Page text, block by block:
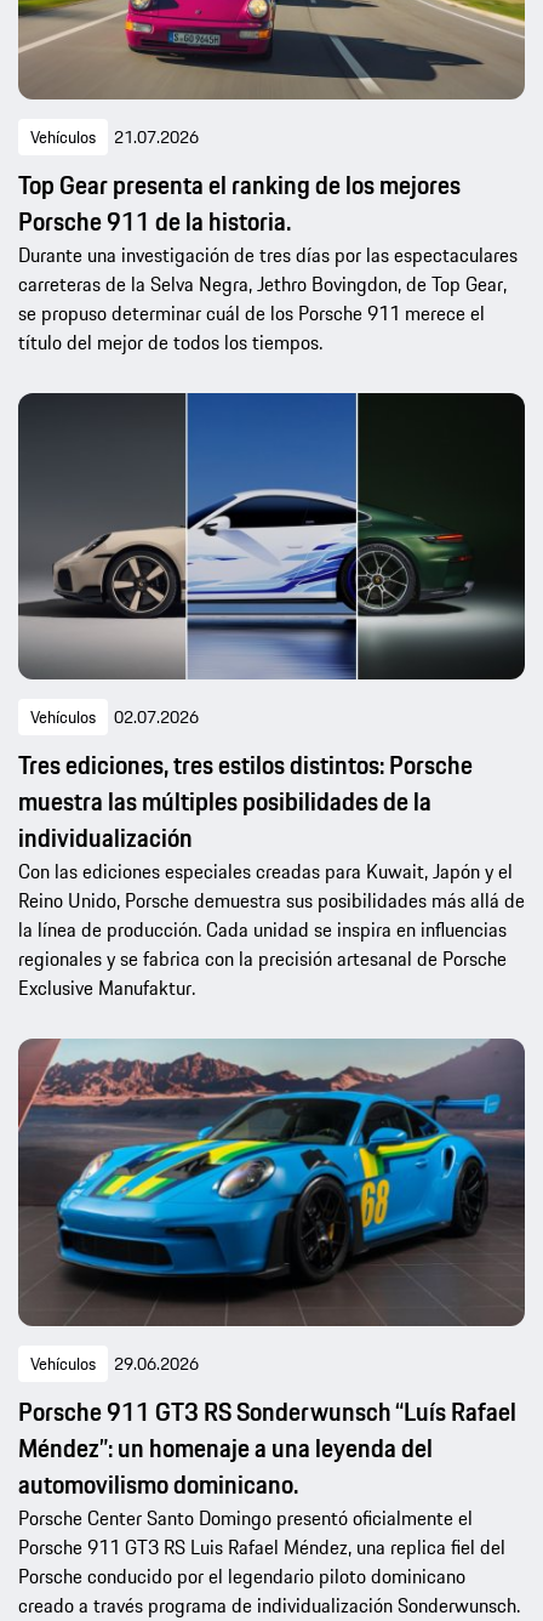
Vehículos 21.07.2026
Top Gear presenta el ranking de los mejores
Porsche 911 de la historia.
Durante una investigación de tres días por las espectaculares
carreteras de la Selva Negra, Jethro Bovingdon, de Top Gear,
se propuso determinar cuál de los Porsche 911 merece el
título del mejor de todos los tiempos.
Vehículos 02.07.2026
Tres ediciones, tres estilos distintos: Porsche
muestra las múltiples posibilidades de la
individualización
Con las ediciones especiales creadas para Kuwait, Japón y el
Reino Unido, Porsche demuestra sus posibilidades más allá de
la línea de producción. Cada unidad se inspira en influencias
regionales y se fabrica con la precisión artesanal de Porsche
Exclusive Manufaktur.
Vehículos 29.06.2026
Porsche 911 GT3 RS Sonderwunsch “Luís Rafael
Méndez”: un homenaje a una leyenda del
automovilismo dominicano.
Porsche Center Santo Domingo presentó oficialmente el
Porsche 911 GT3 RS Luis Rafael Méndez, una replica fiel del
Porsche conducido por el legendario piloto dominicano
creado a través programa de individualización Sonderwunsch.